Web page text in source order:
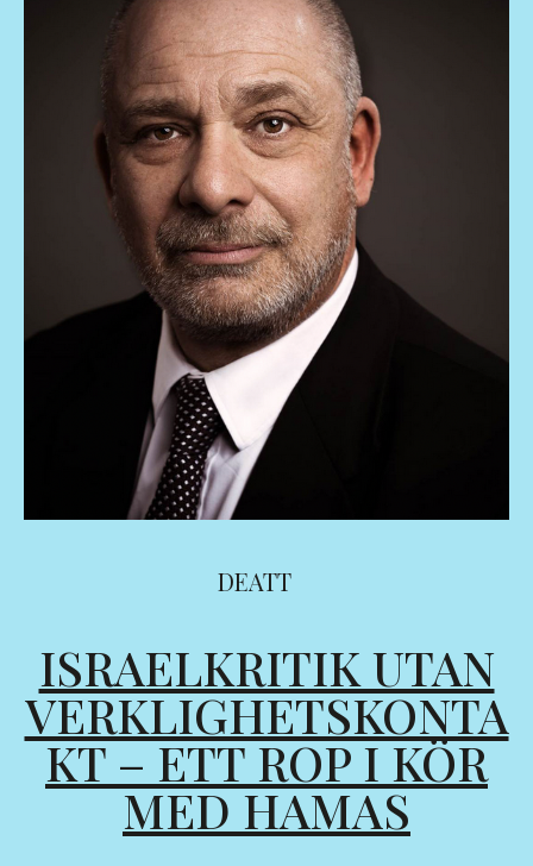
DEATT
ISRAELKRITIK UTAN
VERKLIGHETSKONTA
KT – ETT ROP I KÖR
MED HAMAS